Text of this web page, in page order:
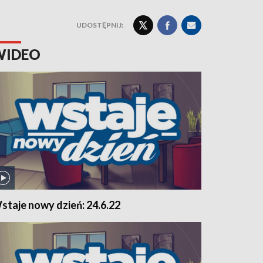
UDOSTĘPNIJ:
nowy dzień: 24.6.22